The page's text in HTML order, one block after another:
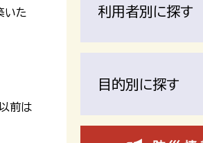
いた
前は
利用者別に探す
目的別に探す